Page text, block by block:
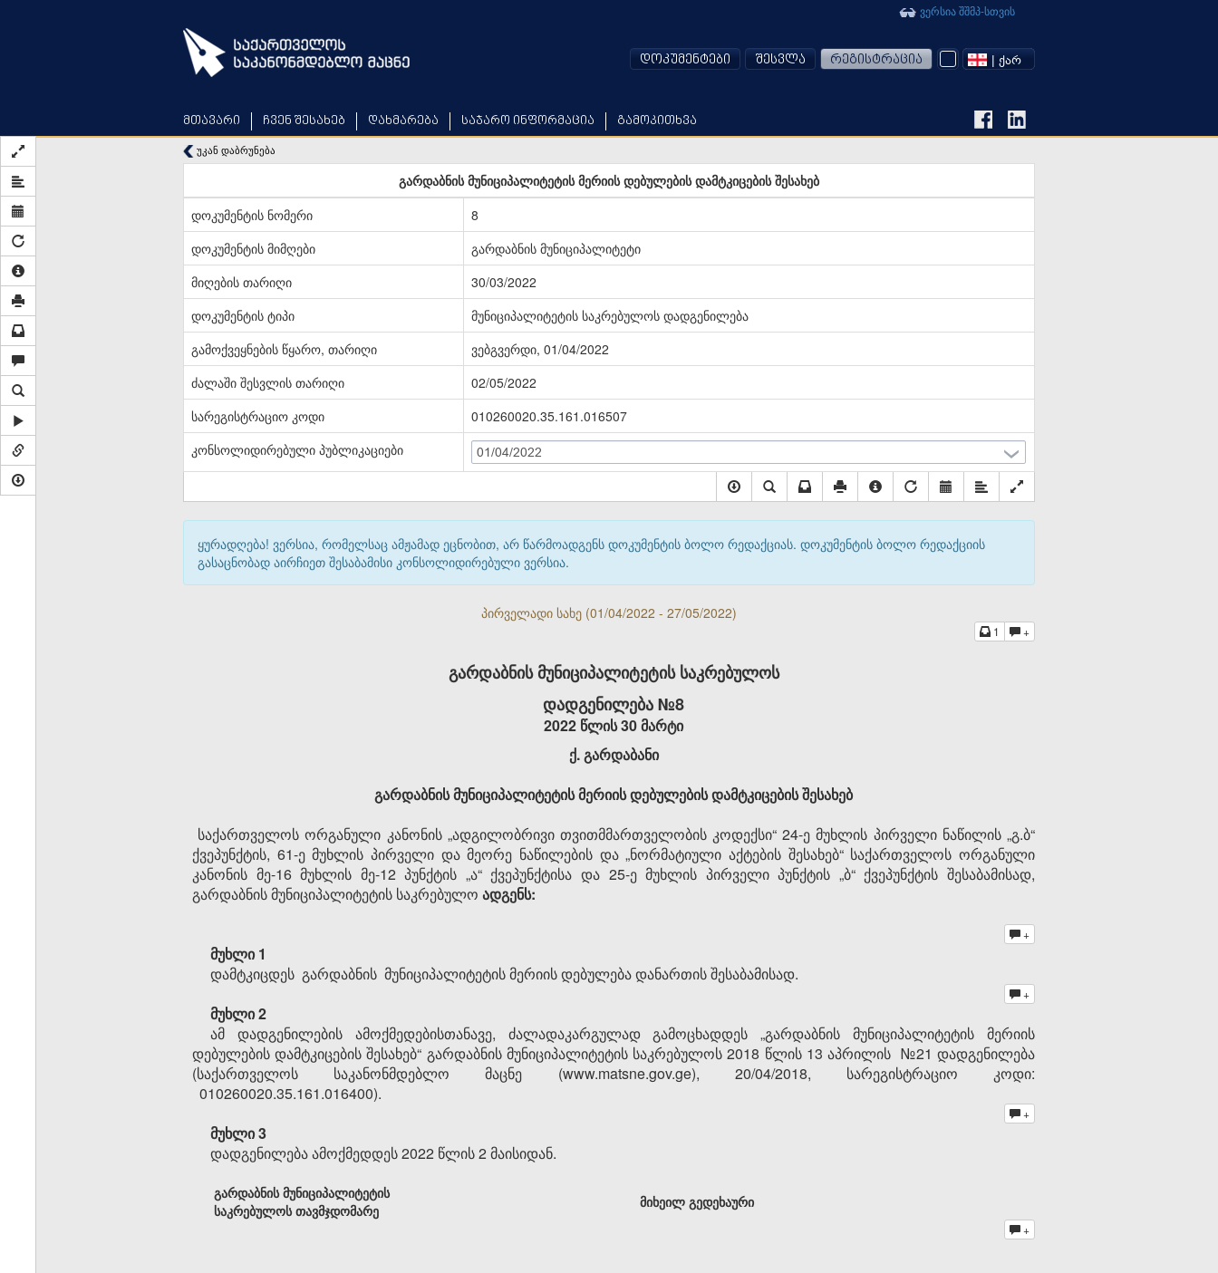
მთავარი ჩვენ შესახებ დახმარება საჯარო ინფორმაცია გამოკითხვა
ვერსია შშმპ-სთვის
დოკუმენტები შესვლა რეგისტრაცია | ᲥᲐᲠ
უკან დაბრუნება
გარდაბნის მუნიციპალიტეტის მერიის დებულების დამტკიცების შესახებ
დოკუმენტის ნომერი
8
დოკუმენტის მიმღები
გარდაბნის მუნიციპალიტეტი
მიღების თარიღი
30/03/2022
დოკუმენტის ტიპი
მუნიციპალიტეტის საკრებულოს დადგენილება
გამოქვეყნების წყარო, თარიღი
ვებგვერდი, 01/04/2022
ძალაში შესვლის თარიღი
02/05/2022
სარეგისტრაციო კოდი
010260020.35.161.016507
კონსოლიდირებული პუბლიკაციები
01/04/2022
ყურადღება! ვერსია, რომელსაც ამჟამად ეცნობით, არ წარმოადგენს დოკუმენტის ბოლო რედაქციას. დოკუმენტის ბოლო რედაქციის
გასაცნობად აირჩიეთ შესაბამისი კონსოლიდირებული ვერსია.
პირველადი სახე (01/04/2022 - 27/05/2022)
1 +
გარდაბნის მუნიციპალიტეტის საკრებულოს
დადგენილება №8
2022 წლის 30 მარტი
ქ. გარდაბანი
გარდაბნის მუნიციპალიტეტის მერიის დებულების დამტკიცების შესახებ
საქართველოს ორგანული კანონის „ადგილობრივი თვითმმართველობის კოდექსი“ 24-ე მუხლის პირველი ნაწილის „გ.ბ“
ქვეპუნქტის, 61-ე მუხლის პირველი და მეორე ნაწილების და „ნორმატიული აქტების შესახებ“ საქართველოს ორგანული
კანონის მე-16 მუხლის მე-12 პუნქტის „ა“ ქვეპუნქტისა და 25-ე მუხლის პირველი პუნქტის „ბ“ ქვეპუნქტის შესაბამისად,
გარდაბნის მუნიციპალიტეტის საკრებულო ადგენს:
+
მუხლი 1
დამტკიცდეს გარდაბნის მუნიციპალიტეტის მერიის დებულება დანართის შესაბამისად.
+
მუხლი 2
ამ დადგენილების ამოქმედებისთანავე, ძალადაკარგულად გამოცხადდეს „გარდაბნის მუნიციპალიტეტის მერიის
დებულების დამტკიცების შესახებ“ გარდაბნის მუნიციპალიტეტის საკრებულოს 2018 წლის 13 აპრილის №21 დადგენილება
(საქართველოს საკანონმდებლო მაცნე (www.matsne.gov.ge), 20/04/2018, სარეგისტრაციო კოდი:
010260020.35.161.016400).
+
მუხლი 3
დადგენილება ამოქმედდეს 2022 წლის 2 მაისიდან.
გარდაბნის მუნიციპალიტეტის
საკრებულოს თავმჯდომარე
მიხეილ გედეხაური
+